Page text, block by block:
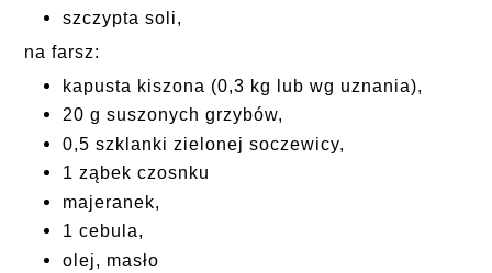
szczypta soli,
na farsz:
kapusta kiszona (0,3 kg lub wg uznania),
20 g suszonych grzybów,
0,5 szklanki zielonej soczewicy,
1 ząbek czosnku
majeranek,
1 cebula,
olej, masło